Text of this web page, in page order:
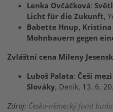
Lenka Ovčáčková:
Licht für die Zukunft,
Babette Hnup, Kristina
Mohnbauern gegen
Zvláštní cena Mileny
Luboš Palata: Češi
Slováky, Deník, 13. 6.
Zdroj: Česko-německý fond